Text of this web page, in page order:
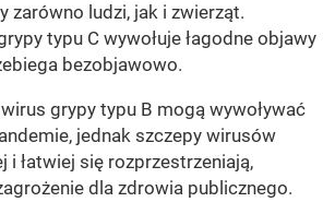
zarówno ludzi, jak i zwierząt.
typu C wywołuje łagodne objawy
bezobjawowo.
grypy typu B mogą wywoływać
jednak szczepy wirusów
i łatwiej się rozprzestrzeniają,
dla zdrowia publicznego.